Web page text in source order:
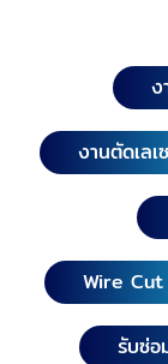
ง
งานตัดเลเ
Wire Cut
รับซ่อ